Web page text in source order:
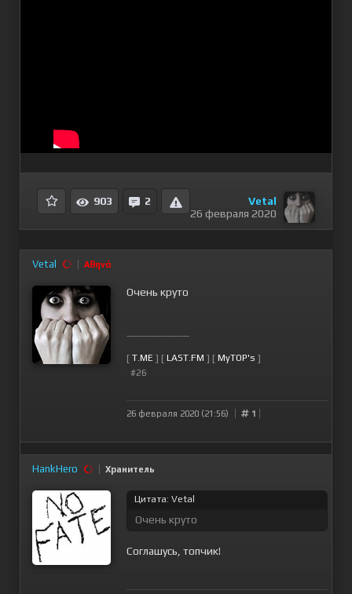
903 2
Vetal
26 февраля 2020
Vetal Αθηνά
Очень круто
--------------------
[ T.ME ] [ LAST.FM ] [ MyTOP's ]
#26
26 февраля 2020 (21:56) 1
HankHero Хранитель
Цитата: Vetal
Очень круто
Соглашусь, топчик!